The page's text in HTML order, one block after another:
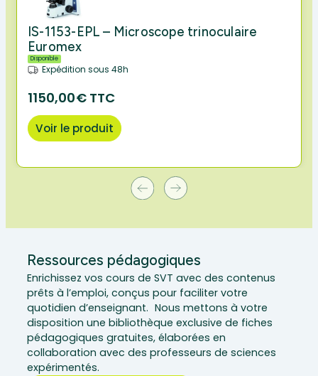
IS-1153-EPL – Microscope trinoculaire
Euromex
Disponible
Expédition sous 48h
1150,00€ TTC
Voir le produit
Ressources pédagogiques
Enrichissez vos cours de SVT avec des contenus
prêts à l’emploi, conçus pour faciliter votre
quotidien d’enseignant. Nous mettons à votre
disposition une bibliothèque exclusive de fiches
pédagogiques gratuites, élaborées en
collaboration avec des professeurs de sciences
expérimentés.